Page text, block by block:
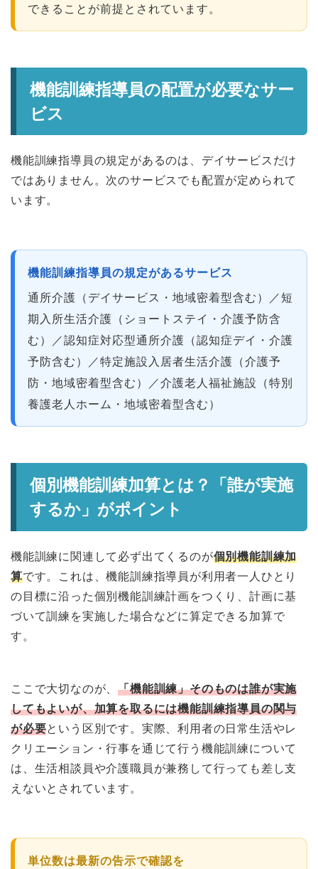
できることが前提とされています。
機能訓練指導員の配置が必要なサー
ビス
機能訓練指導員の規定があるのは、デイサービスだけ
ではありません。次のサービスでも配置が定められて
います。
機能訓練指導員の規定があるサービス
通所介護（デイサービス・地域密着型含む）／短
期入所生活介護（ショートステイ・介護予防含
む）／認知症対応型通所介護（認知症デイ・介護
予防含む）／特定施設入居者生活介護（介護予
防・地域密着型含む）／介護老人福祉施設（特別
養護老人ホーム・地域密着型含む）
個別機能訓練加算とは？「誰が実施
するか」がポイント
機能訓練に関連して必ず出てくるのが個別機能訓練加
算です。これは、機能訓練指導員が利用者一人ひとり
の目標に沿った個別機能訓練計画をつくり、計画に基
づいて訓練を実施した場合などに算定できる加算で
す。
ここで大切なのが、「機能訓練」そのものは誰が実施
してもよいが、加算を取るには機能訓練指導員の関与
が必要という区別です。実際、利用者の日常生活やレ
クリエーション・行事を通じて行う機能訓練について
は、生活相談員や介護職員が兼務して行っても差し支
えないとされています。
単位数は最新の告示で確認を